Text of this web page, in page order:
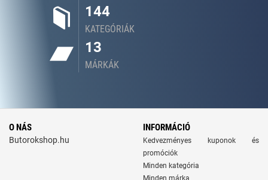
144
KATEGÓRIÁK
13
MÁRKÁK
O NÁS
Butorokshop.hu
INFORMÁCIÓ
Kedvezményes kuponok és
promóciók
Minden kategória
Minden márka